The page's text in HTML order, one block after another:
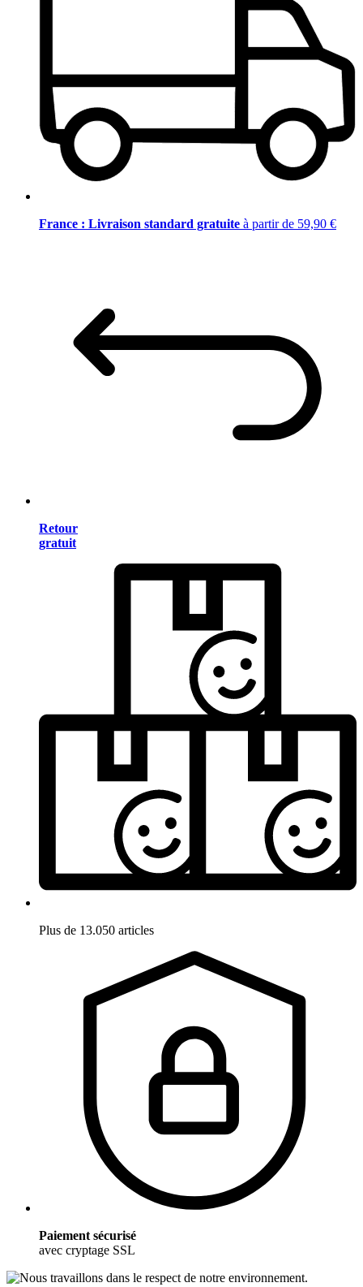
France : Livraison standard gratuite à partir de 59,90 €
Retour
gratuit
Plus de 13.050 articles
Paiement sécurisé
avec cryptage SSL